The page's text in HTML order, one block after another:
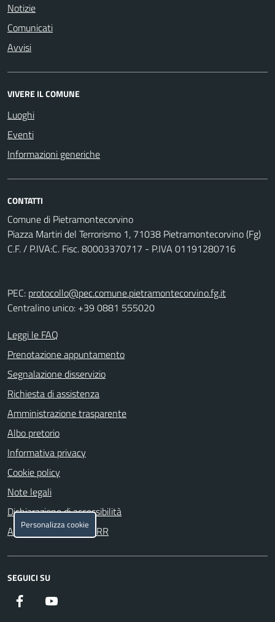
Notizie
Comunicati
Avvisi
VIVERE IL COMUNE
Luoghi
Eventi
Informazioni generiche
CONTATTI
Comune di Pietramontecorvino
Piazza Martiri del Terrorismo 1, 71038 Pietramontecorvino (Fg)
C.F. / P.IVA:C. Fisc. 80003370717 - P.IVA 01191280716
PEC: protocollo@pec.comune.pietramontecorvino.fg.it
Centralino unico: +39 0881 555020
Leggi le FAQ
Prenotazione appuntamento
Segnalazione disservizio
Richiesta di assistenza
Amministrazione trasparente
Albo pretorio
Informativa privacy
Cookie policy
Note legali
Dichiarazione di accessibilità
Attuazione misure PNRR
SEGUICI SU
Facebook
Personalizza cookie